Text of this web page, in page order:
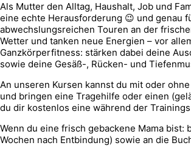
Als Mutter den Alltag, Haushalt, Job und
eine echte Herausforderung 😉 und genau
abwechslungsreichen Touren an der
Wetter und tanken neue Energien – vor
Ganzkörperfitness: stärken dabei deine
sowie deine Gesäß-, Rücken- und
An unseren Kursen kannst du mit oder
und bringen eine Tragehilfe oder einen
du dir kostenlos eine während der
Wenn du eine frisch gebackene Mama
Wochen nach Entbindung) sowie an die